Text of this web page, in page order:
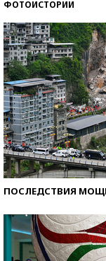
ФОТОИСТОРИИ
ПОСЛЕДСТВИЯ